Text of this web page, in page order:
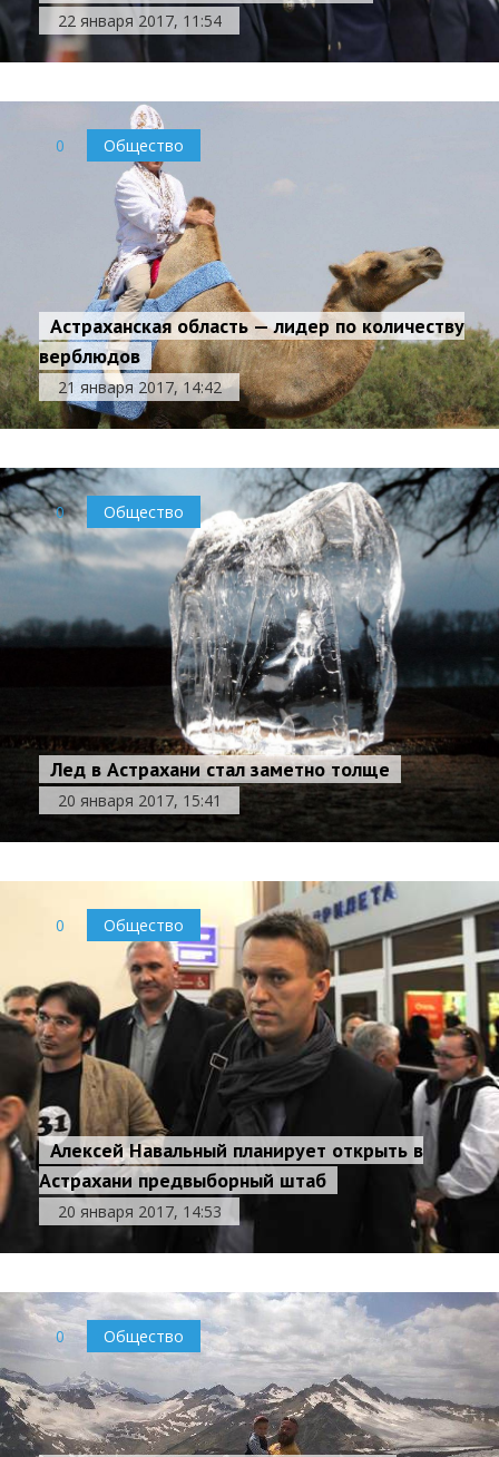
22 января 2017, 11:54
0 Общество
Астраханская область — лидер по количеству
верблюдов
21 января 2017, 14:42
0 Общество
Лед в Астрахани стал заметно толще
20 января 2017, 15:41
0 Общество
Алексей Навальный планирует открыть в
Астрахани предвыборный штаб
20 января 2017, 14:53
0 Общество